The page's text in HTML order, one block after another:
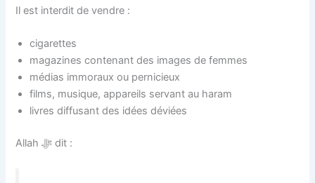
Il est interdit de vendre :
cigarettes
magazines contenant des images de femmes
médias immoraux ou pernicieux
films, musique, appareils servant au haram
livres diffusant des idées déviées
Allah ﷻ dit :